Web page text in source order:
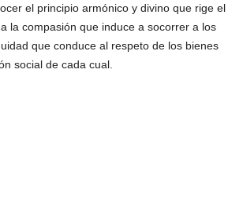
el principio armónico y divino que rige el
la compasión que induce a socorrer a los
que conduce al respeto de los bienes
social de cada cual.